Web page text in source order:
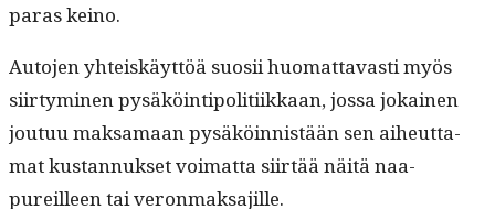
paras keino.
Auto­jen yhteiskäyt­töä suosii huo­mat­tavasti myös
siir­tymi­nen pysäköin­tipoli­ti­ikkaan, jos­sa jokainen
joutuu mak­samaan pysäköin­nistään sen aiheut­ta­
mat kus­tan­nuk­set voimat­ta siirtää näitä naa­
pureilleen tai veronmaksajille.